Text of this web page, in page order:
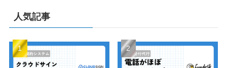
人気記事